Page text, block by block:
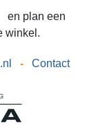
en plan een
winkel.
- Contact